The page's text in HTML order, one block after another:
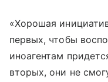
«Хорошая
первых, чтобы
иноагентам
вторых, они не